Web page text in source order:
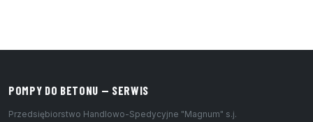
POMPY DO BETONU — SERWIS
Przedsiębiorstwo Handlowo-Spedycyjne "Magnum" s.j.